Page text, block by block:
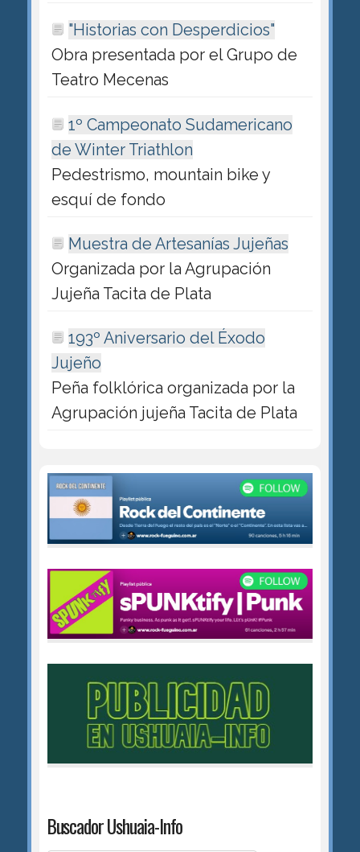
"Historias con Desperdicios"
Obra presentada por el Grupo de
Teatro Mecenas
1º Campeonato Sudamericano
de Winter Triathlon
Pedestrismo, mountain bike y
esquí de fondo
Muestra de Artesanías Jujeñas
Organizada por la Agrupación
Jujeña Tacita de Plata
193º Aniversario del Éxodo
Jujeño
Peña folklórica organizada por la
Agrupación jujeña Tacita de Plata
Buscador Ushuaia-Info